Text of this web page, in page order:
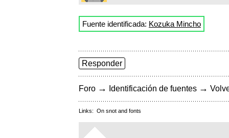
Fuente identificada: Kozuka Mincho
Responder
Foro → Identificación de fuentes →
Links: On snot and fonts